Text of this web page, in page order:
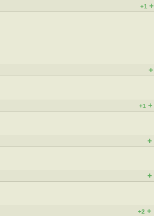
+1 +
+
+1 +
+
+
+2 +